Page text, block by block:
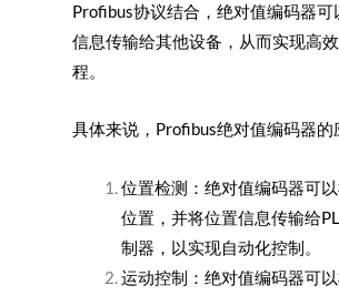
Profibus协议结合，绝对值编码器可
信息传输给其他设备，从而实现高
程。
具体来说，Profibus绝对值编码器的
位置检测：绝对值编码器可
位置，并将位置信息传输给
制器，以实现自动化控制。
运动控制：绝对值编码器可